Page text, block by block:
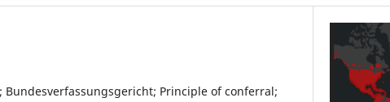
Bundesverfassungsgericht; Principle of conferral;